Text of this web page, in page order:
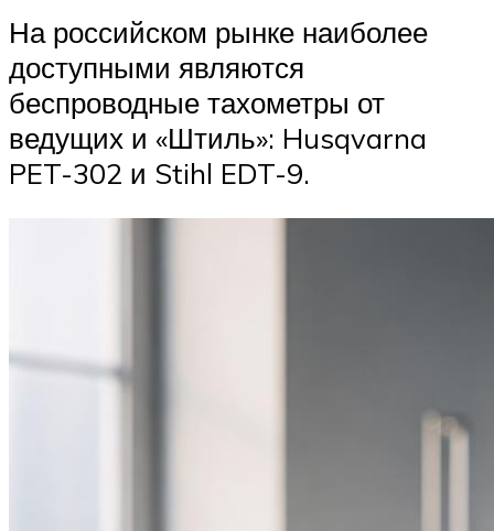
На российском рынке наиболее
доступными являются
беспроводные тахометры от
ведущих и «Штиль»: Husqvarna
PET-302 и Stihl EDT-9.